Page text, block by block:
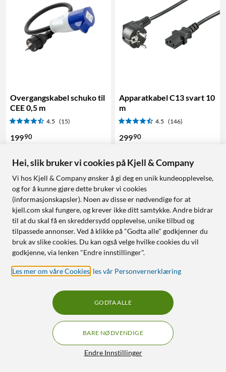
Overgangskabel schuko til
CEE 0,5 m
4.5 (15)
19990
Apparatkabel C13 svart 10
m
4.5 (146)
29990
Grenuttak med
permanente uttak 8-veis
4.5
135
Apparatkabel C7 svart 1,5
m
(250)
9990
Hei, slik bruker vi cookies på Kjell & Company
Vi hos Kjell & Company ønsker å gi deg en unik kundeopplevelse,
og for å kunne gjøre dette bruker vi cookies
(informasjonskapsler). Noen av disse er nødvendige for at
kjell.com skal fungere, og krever ikke ditt samtykke. Andre bidrar
til at du skal få en skreddersydd opplevelse, unike tilbud og
tilpassede annonser. Ved å klikke på "Godta alle" godkjenner du
bruk av slike cookies. Du kan også velge hvilke cookies du vil
godkjenne, via lenken "Endre innstillinger".
Les mer om våre Cookies les vår Personvernerklæring
Endre Innstillinger
BARE NØDVENDIGE
GODTA ALLE